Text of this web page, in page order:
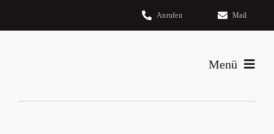
Anrufen Mail
Menü
Home